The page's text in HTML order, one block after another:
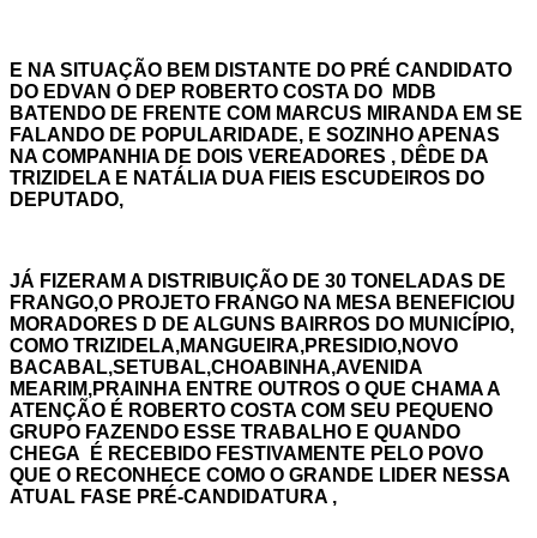
E NA SITUAÇÃO BEM DISTANTE DO PRÉ CANDIDATO
DO EDVAN O DEP ROBERTO COSTA DO MDB
BATENDO DE FRENTE COM MARCUS MIRANDA EM SE
FALANDO DE POPULARIDADE, E SOZINHO APENAS
NA COMPANHIA DE DOIS VEREADORES , DÊDE DA
TRIZIDELA E NATÁLIA DUA FIEIS ESCUDEIROS DO
DEPUTADO,
JÁ FIZERAM A DISTRIBUIÇÃO DE 30 TONELADAS DE
FRANGO,O PROJETO FRANGO NA MESA BENEFICIOU
MORADORES D DE ALGUNS BAIRROS DO MUNICÍPIO,
COMO TRIZIDELA,MANGUEIRA,PRESIDIO,NOVO
BACABAL,SETUBAL,CHOABINHA,AVENIDA
MEARIM,PRAINHA ENTRE OUTROS O QUE CHAMA A
ATENÇÃO É ROBERTO COSTA COM SEU PEQUENO
GRUPO FAZENDO ESSE TRABALHO E QUANDO
CHEGA É RECEBIDO FESTIVAMENTE PELO POVO
QUE O RECONHECE COMO O GRANDE LIDER NESSA
ATUAL FASE PRÉ-CANDIDATURA ,